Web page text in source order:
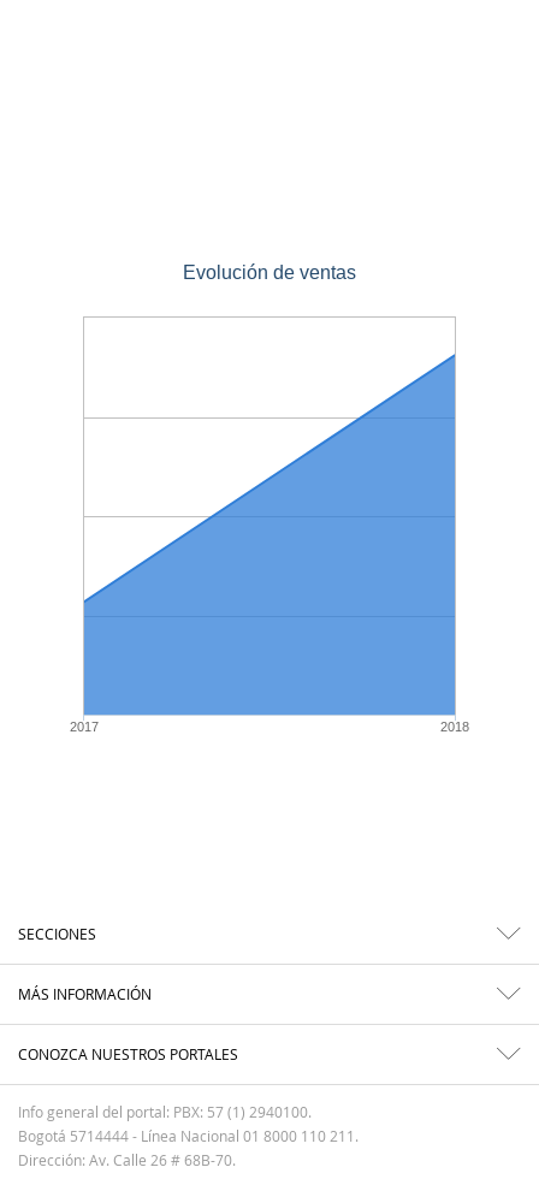
Evolución de ventas
2017 2018
SECCIONES
MÁS INFORMACIÓN
CONOZCA NUESTROS PORTALES
Info general del portal: PBX: 57 (1) 2940100.
Bogotá 5714444 - Línea Nacional 01 8000 110 211.
Dirección: Av. Calle 26 # 68B-70.